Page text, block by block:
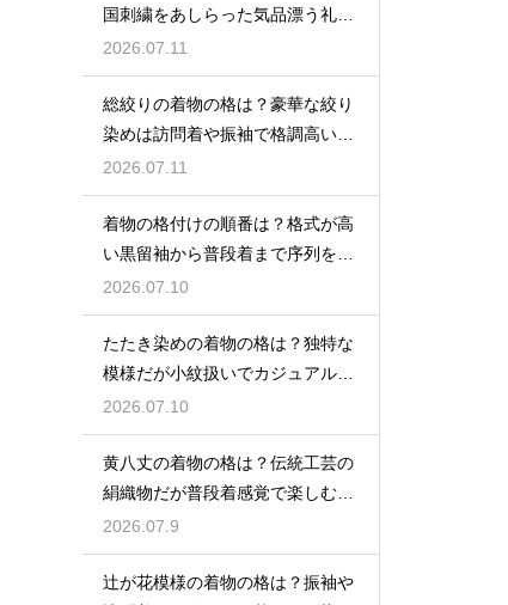
国刺繍をあしらった気品漂う礼装
着
2026.07.11
総絞りの着物の格は？豪華な絞り
染めは訪問着や振袖で格調高い印
象に
2026.07.11
着物の格付けの順番は？格式が高
い黒留袖から普段着まで序列を解
説
2026.07.10
たたき染めの着物の格は？独特な
模様だが小紋扱いでカジュアルに
着こなす
2026.07.10
黄八丈の着物の格は？伝統工芸の
絹織物だが普段着感覚で楽しむお
しゃれ着
2026.07.9
辻が花模様の着物の格は？振袖や